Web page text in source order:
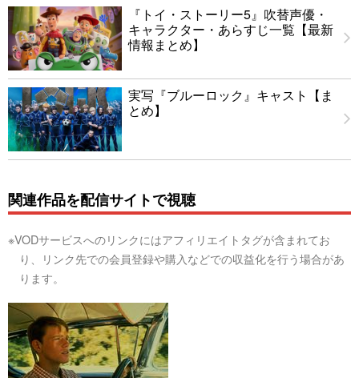
『トイ・ストーリー5』吹替声優・
キャラクター・あらすじ一覧【最新
情報まとめ】
実写『ブルーロック』キャスト【ま
とめ】
関連作品を配信サイトで視聴
※VODサービスへのリンクにはアフィリエイトタグが含まれてお
り、リンク先での会員登録や購入などでの収益化を行う場合があ
ります。